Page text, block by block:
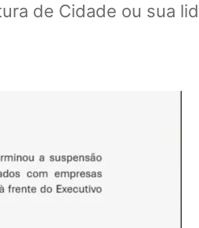
de Cidade ou sua